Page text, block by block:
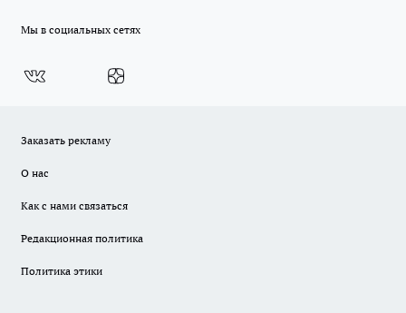
Мы в социальных сетях
Заказать рекламу
О нас
Как с нами связаться
Редакционная политика
Политика этики